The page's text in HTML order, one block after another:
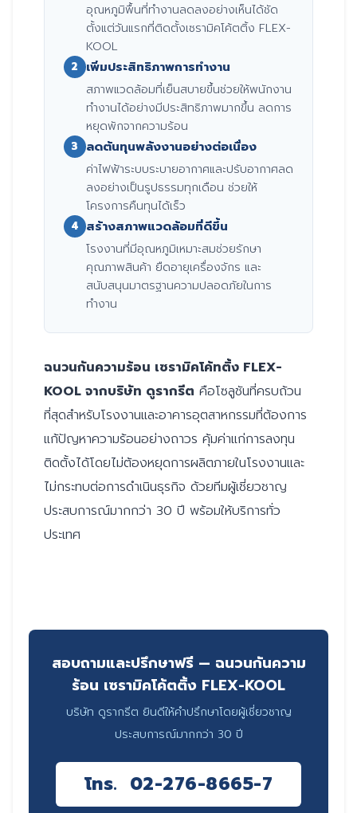
อุณหภูมิพื้นที่ทำงานลดลงอย่างเห็นได้ชัด
ตั้งแต่วันแรกที่ติดตั้งเซรามิคโค้ตติ้ง FLEX-
KOOL
2 เพิ่มประสิทธิภาพการทำงาน
สภาพแวดล้อมที่เย็นสบายขึ้นช่วยให้พนักงาน
ทำงานได้อย่างมีประสิทธิภาพมากขึ้น ลดการ
หยุดพักจากความร้อน
3 ลดต้นทุนพลังงานอย่างต่อเนื่อง
ค่าไฟฟ้าระบบระบายอากาศและปรับอากาศลด
ลงอย่างเป็นรูปธรรมทุกเดือน ช่วยให้
โครงการคืนทุนได้เร็ว
4 สร้างสภาพแวดล้อมที่ดีขึ้น
โรงงานที่มีอุณหภูมิเหมาะสมช่วยรักษา
คุณภาพสินค้า ยืดอายุเครื่องจักร และ
สนับสนุนมาตรฐานความปลอดภัยในการ
ทำงาน
ฉนวนกันความร้อน เซรามิคโค้ทติ้ง FLEX-
KOOL จากบริษัท ดูรากรีต คือโซลูชันที่ครบถ้วน
ที่สุดสำหรับโรงงานและอาคารอุตสาหกรรมที่ต้องการ
แก้ปัญหาความร้อนอย่างถาวร คุ้มค่าแก่การลงทุน
ติดตั้งได้โดยไม่ต้องหยุดการผลิตภายในโรงงานและ
ไม่กระทบต่อการดำเนินธุรกิจ ด้วยทีมผู้เชี่ยวชาญ
ประสบการณ์มากกว่า 30 ปี พร้อมให้บริการทั่ว
ประเทศ
สอบถามและปรึกษาฟรี — ฉนวนกันความ
ร้อน เซรามิคโค้ตติ้ง FLEX-KOOL
บริษัท ดูรากรีต ยินดีให้คำปรึกษาโดยผู้เชี่ยวชาญ
ประสบการณ์มากกว่า 30 ปี
โทร. 02-276-8665-7